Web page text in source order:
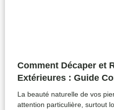
Comment Décaper et
Extérieures : Guide
La beauté naturelle de vos
attention particulière, surtout